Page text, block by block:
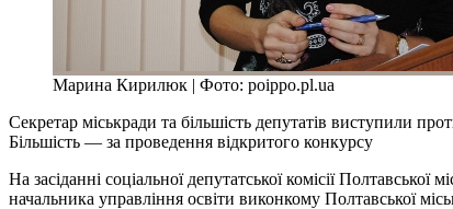
Марина Кирилюк | Фото: poippo.pl.ua
Секретар міськради та більшість депутатів виступили
Більшість — за проведення відкритого конкурсу
На засіданні соціальної депутатської комісії
начальника управління освіти виконкому Полтавської